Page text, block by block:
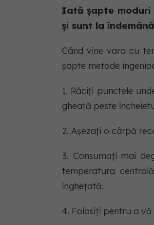
Iată șapte moduri
și sunt la
Când vine vara cu
șapte metode
1. Răciți punctele
gheață peste
2. Așezați o cârpă
3. Consumați mai
temperatura
înghețată.
4. Folosiți pentru a